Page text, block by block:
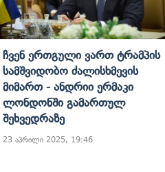
Ჩვენ Ერთგული Ვართ Ტრამპის
Სამშვიდობო Ძალისხმევის
Მიმართ - Ანდრიი Ერმაკი
Ლონდონში Გამართულ
Შეხვედრაზე
23 აპრილი 2025, 19:46